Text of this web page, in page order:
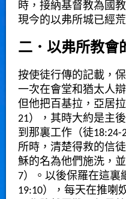
時，接納基督教為國
現今的以弗所城已經
二．以弗所教會
按使徒行傳的記載，
一次在會堂和猶太人
但他把百基拉，亞居
21），其時大約是主
到那裏工作（徒
所時，清楚得救的信
穌的名為他們施洗，
7）。以後保羅在這裏
19:10），每天在推喇